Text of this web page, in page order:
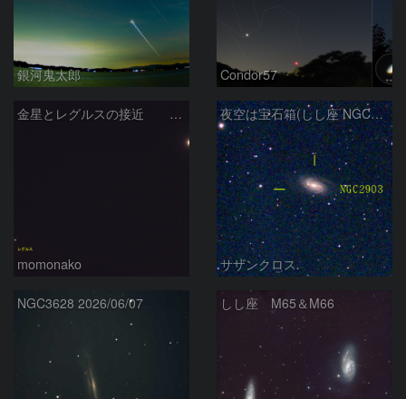
銀河鬼太郎 Condor57
金星とレグルスの接近 260709
momonako
夜空は宝石箱(しし座 NGC2903) Seestar50
サザンクロス
NGC3628 2026/06/07 しし座 M65＆M66